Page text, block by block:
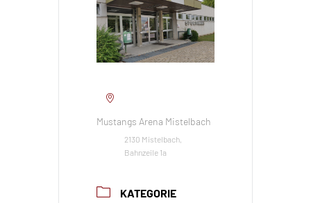
Mustangs Arena Mistelbach
2130 Mistelbach,
Bahnzeile 1a
KATEGORIE